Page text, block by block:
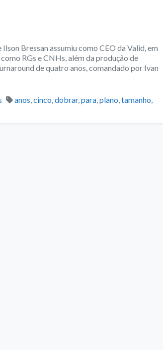
Bressan assumiu como CEO da Valid, em
RGs e CNHs, além da produção de
de quatro anos, comandado por Ivan
Tags
anos,cinco,dobrar,para,plano,tamanho,